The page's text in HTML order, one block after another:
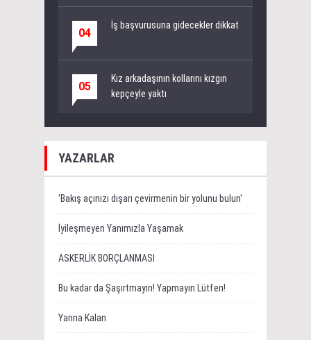
04
İş başvurusuna gidecekler dikkat
05
Kız arkadaşının kollarını kızgın
kepçeyle yaktı
YAZARLAR
'Bakış açınızı dışarı çevirmenin bir yolunu bulun'
İyileşmeyen Yanımızla Yaşamak
ASKERLİK BORÇLANMASI
Bu kadar da Şaşırtmayın! Yapmayın Lütfen!
Yarına Kalan